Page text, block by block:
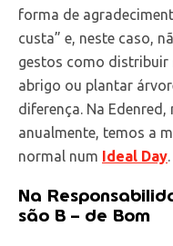
forma de
custa” e, neste caso,
gestos como distribuir
abrigo ou plantar
diferença. Na
anualmente, temos a
normal num Ideal Day
Na
são B – de Bom